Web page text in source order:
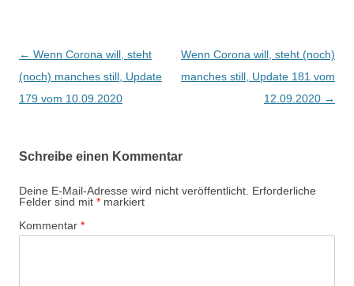
Beitragsnavigation
← Wenn Corona will, steht
(noch) manches still, Update
179 vom 10.09.2020
Wenn Corona will, steht (noch)
manches still, Update 181 vom
12.09.2020 →
Schreibe einen Kommentar
Deine E-Mail-Adresse wird nicht veröffentlicht. Erforderliche
Felder sind mit * markiert
Kommentar *